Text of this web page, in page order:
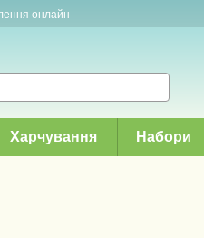
онлайн
Харчування Набори